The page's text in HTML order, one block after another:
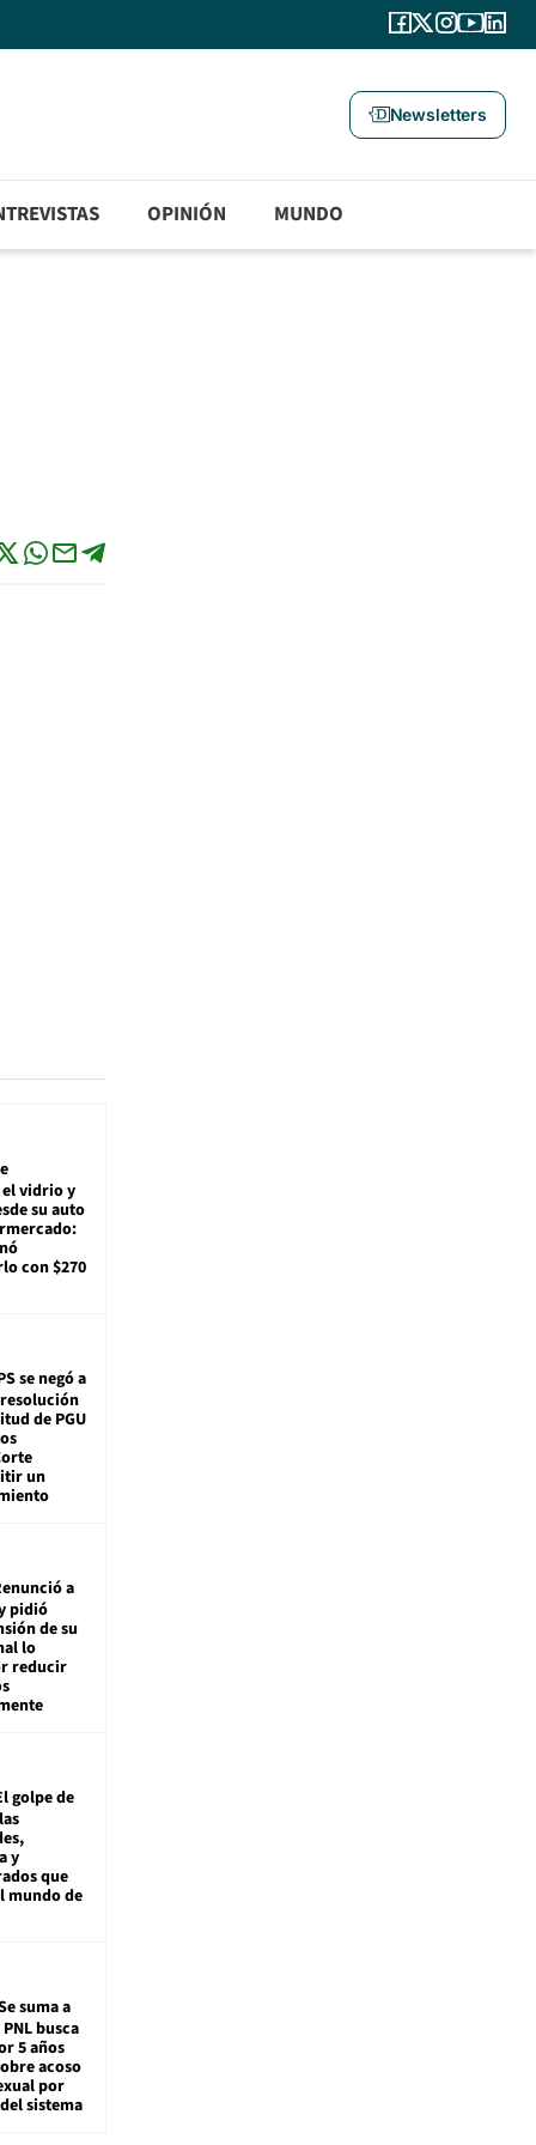
Newsletters
OPINIÓN MUNDO
vidrio y
su auto
con $270
se negó a
de PGU
un
a
pidió
de su
lo
reducir
golpe de
y
que
mundo de
suma a
busca
5 años
acoso
por
sistema